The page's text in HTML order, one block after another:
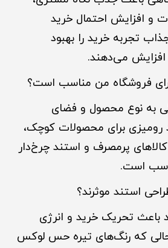
و افزایش احتمال خرید
تجربه خرید را بهبود
می‌دهند.
به نوع محصول و فضای
رومیزی برای محصولات کوچک،
پرمصرف و استند چرخ‌دار
است.
تحریک خرید و انرژی
که رنگ‌های تیره حس لوکس